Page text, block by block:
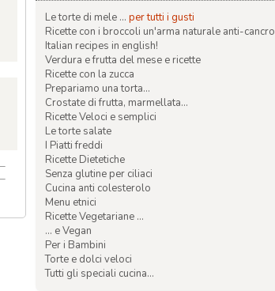
Le torte di mele ... per tutti i gusti
Ricette con i broccoli un'arma naturale anti-cancro
Italian recipes in english!
Verdura e frutta del mese e ricette
Ricette con la zucca
Prepariamo una torta...
Crostate di frutta, marmellata...
Ricette Veloci e semplici
Le torte salate
I Piatti freddi
Ricette Dietetiche
Senza glutine per ciliaci
Cucina anti colesterolo
Menu etnici
Ricette Vegetariane ...
... e Vegan
Per i Bambini
Torte e dolci veloci
Tutti gli speciali cucina...